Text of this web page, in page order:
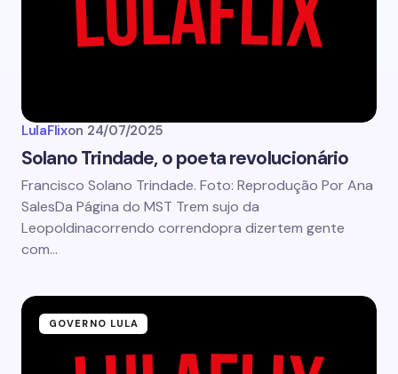
LulaFlixon 24/07/2025
Solano Trindade, o poeta revolucionário
Francisco Solano Trindade. Foto: Reprodução Por Ana
SalesDa Página do MST Trem sujo da
Leopoldinacorrendo correndopra dizertem gente
com…
GOVERNO LULA